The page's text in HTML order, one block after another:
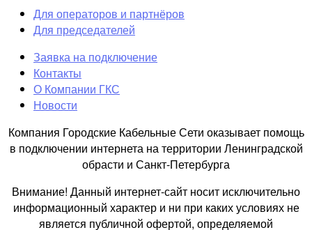
Для операторов и партнёров
Для председателей
Заявка на подключение
Контакты
О Компании ГКС
Новости
Компания Городские Кабельные Сети оказывает помощь
в подключении интернета на территории Ленинградской
обрасти и Санкт-Петербурга
Внимание! Данный интернет-сайт носит исключительно
информационный характер и ни при каких условиях не
является публичной офертой, определяемой